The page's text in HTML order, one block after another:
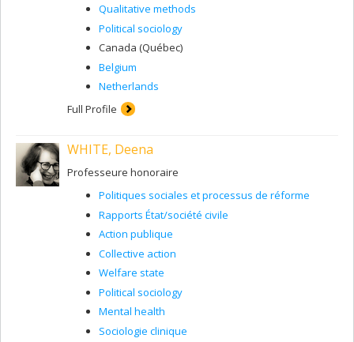
Qualitative methods
Political sociology
Canada (Québec)
Belgium
Netherlands
Full Profile
WHITE, Deena
Professeure honoraire
Politiques sociales et processus de réforme
Rapports État/société civile
Action publique
Collective action
Welfare state
Political sociology
Mental health
Sociologie clinique